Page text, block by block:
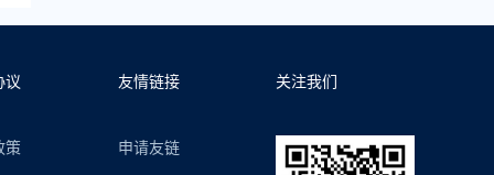
议
策
友情链接
申请友链
关注我们